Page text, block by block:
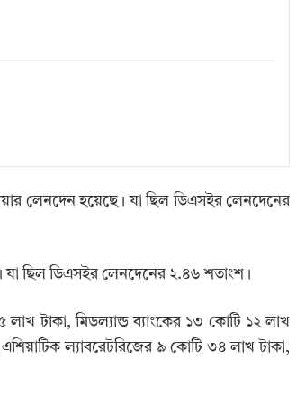
লেনদেন হয়েছে। যা ছিল ডিএসইর লেনদেনের
যা ছিল ডিএসইর লেনদেনের ২.৪৬ শতাংশ।
টাকা, মিডল্যান্ড ব্যাংকের ১৩ কোটি ১২ লাখ
ল্যাবরেটরিজের ৯ কোটি ৩৪ লাখ টাকা,